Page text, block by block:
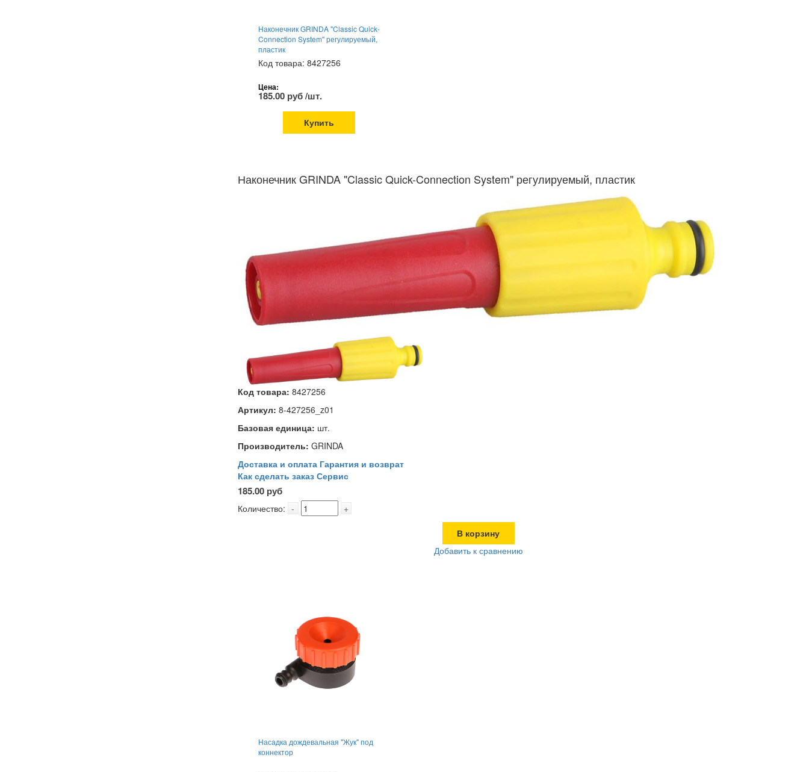
Наконечник GRINDA "Classic Quick-
Connection System" регулируемый,
пластик
Код товара: 8427256
Цена:
185.00 руб /шт.
Купить
Наконечник GRINDA "Classic Quick-Connection System" регулируемый, пластик
Код товара: 8427256
Артикул: 8-427256_z01
Базовая единица: шт.
Производитель: GRINDA
Доставка и оплата Гарантия и возврат
Как сделать заказ Сервис
185.00 руб
Количество: - +
В корзину
Добавить к сравнению
Насадка дождевальная "Жук" под
коннектор